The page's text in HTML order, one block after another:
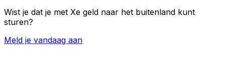
Wist je dat je met Xe geld naar het buitenland kunt
sturen?
Meld je vandaag aan